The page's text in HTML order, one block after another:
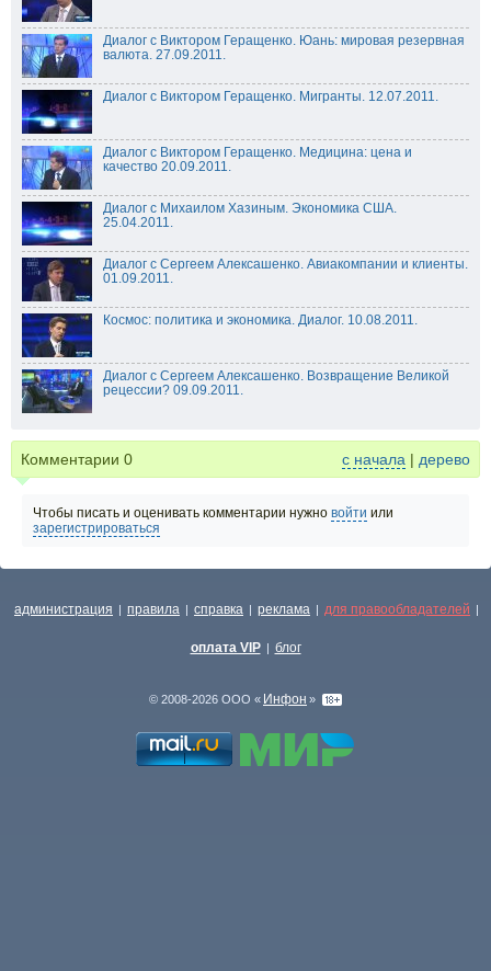
Диалог с Виктором Геращенко. Юань: мировая резервная
валюта. 27.09.2011.
Диалог с Виктором Геращенко. Мигранты. 12.07.2011.
Диалог с Виктором Геращенко. Медицина: цена и
качество 20.09.2011.
Диалог с Михаилом Хазиным. Экономика США.
25.04.2011.
Диалог с Сергеем Алексашенко. Авиакомпании и клиенты.
01.09.2011.
Космос: политика и экономика. Диалог. 10.08.2011.
Диалог с Сергеем Алексашенко. Возвращение Великой
рецессии? 09.09.2011.
Комментарии 0 с начала | дерево
Чтобы писать и оценивать комментарии нужно войти или
зарегистрироваться
администрация | правила | справка | реклама | для правообладателей |
оплата VIP | блог
© 2008-2026 ООО « Инфон »